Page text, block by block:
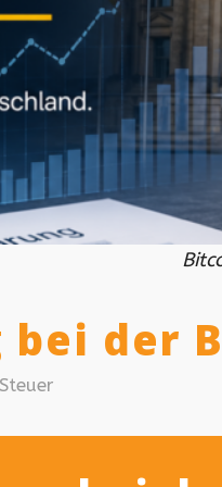
bei der
Steuer